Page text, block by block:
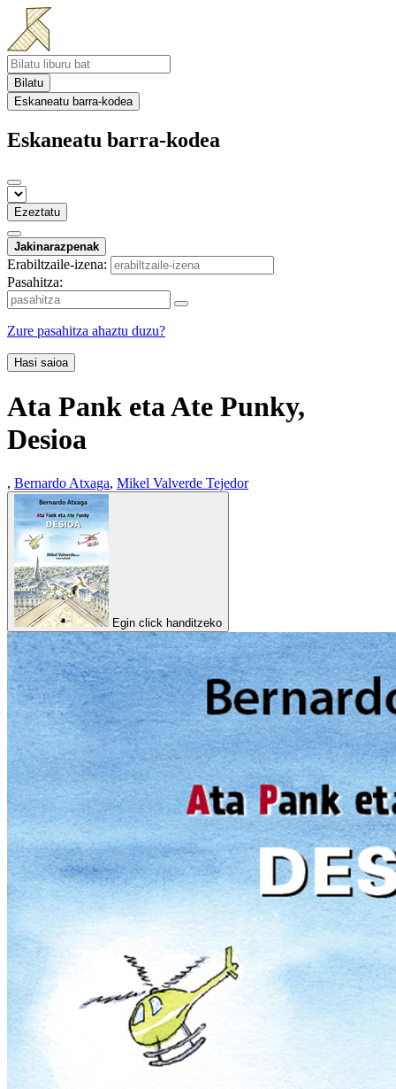
Bilatu
Eskaneatu barra-kodea
Eskaneatu barra-kodea
Ezeztatu
Jakinarazpenak
Erabiltzaile-izena:
Pasahitza:
Zure pasahitza ahaztu duzu?
Hasi saioa
Ata Pank eta Ate Punky,
Desioa
, Bernardo Atxaga, Mikel Valverde Tejedor
Egin click handitzeko